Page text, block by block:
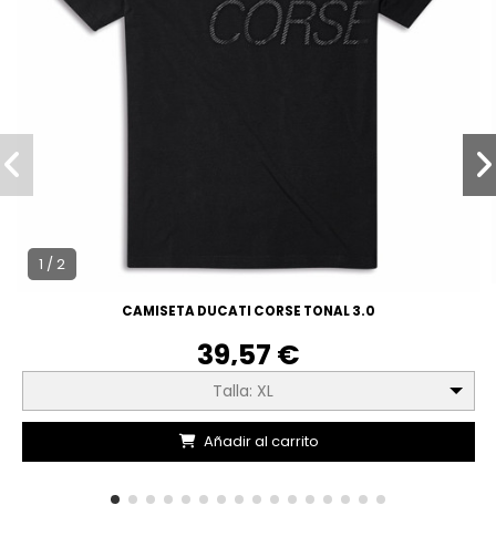
1 / 2
CAMISETA DUCATI CORSE TONAL 3.0
39,57 €
Talla: XL
Añadir al carrito